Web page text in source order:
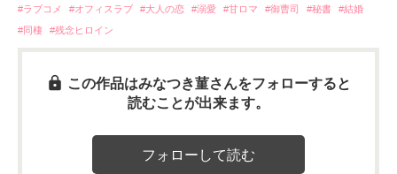
#ラブコメ #オフィスラブ #大人の恋 #溺愛 #甘ロマ #御曹司 #秘書
#結婚
#同棲
#残念ヒロイン
この作品はみなつき菫さんをフォローすると
読むことが出来ます。